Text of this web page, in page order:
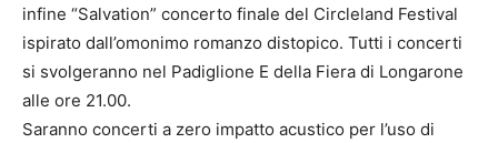
infine “Salvation” concerto finale del Circleland Festival
ispirato dall’omonimo romanzo distopico. Tutti i concerti
si svolgeranno nel Padiglione E della Fiera di Longarone
alle ore 21.00.
Saranno concerti a zero impatto acustico per l’uso di